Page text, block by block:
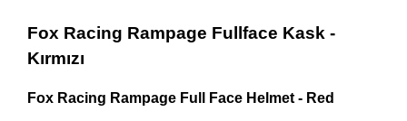
Fox Racing Rampage Fullface Kask -
Kırmızı
Fox Racing Rampage Full Face Helmet - Red